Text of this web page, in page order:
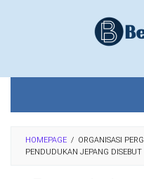
HOMEPAGE / ORGANISASI
PENDUDUKAN JEPANG DISEBUT